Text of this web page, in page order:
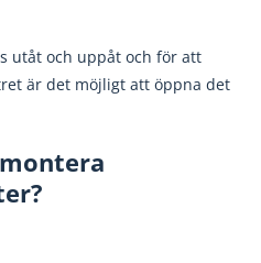
utåt och uppåt och för att
är det möjligt att öppna det